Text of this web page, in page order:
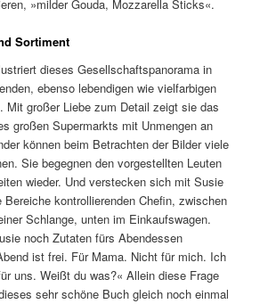
»milder Gouda, Mozzarella Sticks«.
Sortiment
dieses Gesellschaftspanorama in
ebenso lebendigen wie vielfarbigen
Mit großer Liebe zum Detail zeigt sie das
großen Supermarkts mit Unmengen an
können beim Betrachten der Bilder viele
Sie begegnen den vorgestellten Leuten
wieder. Und verstecken sich mit Susie
kontrollierenden Chefin, zwischen
Schlange, unten im Einkaufswagen.
noch Zutaten fürs Abendessen
ist frei. Für Mama. Nicht für mich. Ich
uns. Weißt du was?« Allein diese Frage
sehr schöne Buch gleich noch einmal